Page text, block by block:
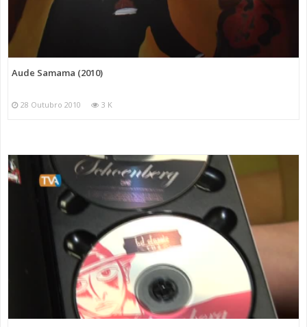
Aude Samama (2010)
28 Outubro 2010 3 K